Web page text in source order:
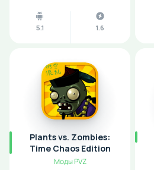
5.1 1.6
Plants vs. Zombies:
Time Chaos Edition
Моды PVZ